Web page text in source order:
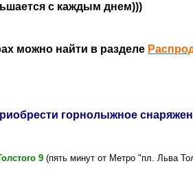
с каждым днем)))
можно найти в разделе
горнолыжное
9 (пять минут от Метро "пл. Льва